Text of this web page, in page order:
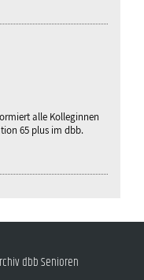
alle Kolleginnen
65 plus im dbb.
dbb Senioren